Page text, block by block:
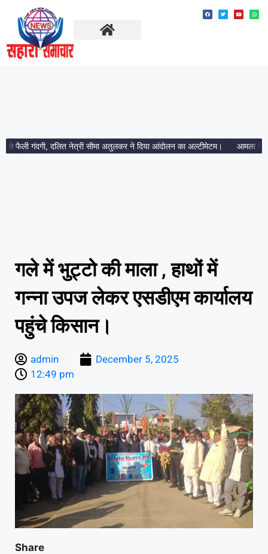
गंदगी, दलित नेत्री सीमा अतुलकर ने दिया आंदोलन का अल्टीमेटम। आमला में 10
गले में भुट्टो की माला , हाथों में
गन्ना उपज लेकर एसडीएम कार्यालय
पहुंचे किसान।
admin
December 5, 2025
12:49 pm
Share